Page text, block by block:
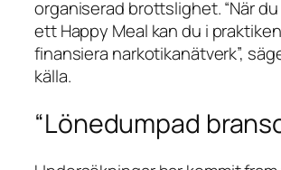
organiserad brottslighet. “När
ett Happy Meal kan du i
finansiera narkotikanätverk”,
källa.
“Lönedumpad